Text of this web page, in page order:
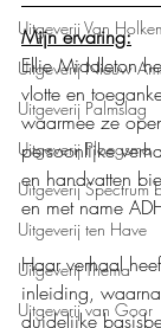
Uitgeverij Van
Uitgeverij Nieuw
Uitgeverij Palmslag
Uitgeverij Ploegsma
Uitgeverij Spectrum
Uitgeverij ten Have
Uitgeverij Thema
Uitgeverij van Goor
Mijn ervaring:
Ellie Middleton
vlotte en
waarmee ze
persoonlijke
en handvatten
en met name
Haar verhaal
inleiding,
duidelijke